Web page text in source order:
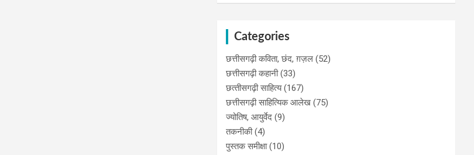
Categories
छत्तीसगढ़ी कविता, छंद, ग़ज़ल (52)
छत्तीसगढ़ी कहानी(33)
छत्‍तीसगढ़ी साहित्‍य(167)
छत्तीसगढ़ी साहित्यिक आलेख (75)
ज्योतिष, आयुर्वेद (9)
तकनीकी(4)
पुस्‍तक समीक्षा(10)